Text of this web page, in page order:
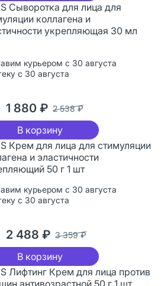
Сыворотка для лица для
коллагена и
укрепляющая 30 мл
курьером с 30 августа
с 30 августа
1 880 ₽ 2 538 ₽
В корзину
Крем для лица для стимуляции
и эластичности
50 г 1 шт
курьером с 30 августа
с 30 августа
2 488 ₽ 3 359 ₽
В корзину
Лифтинг Крем для лица против
антивозрастной 50 г 1 шт